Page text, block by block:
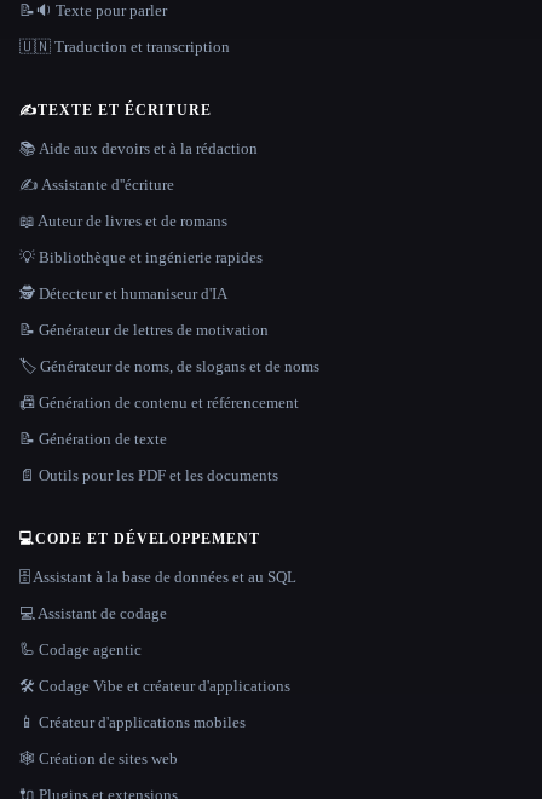
📝🔉 Texte pour parler
🇺🇳 Traduction et transcription
✍️TEXTE ET ÉCRITURE
📚 Aide aux devoirs et à la rédaction
✍️ Assistante d''écriture
📖 Auteur de livres et de romans
💡 Bibliothèque et ingénierie rapides
🕵️ Détecteur et humaniseur d'IA
📝 Générateur de lettres de motivation
🏷️ Générateur de noms, de slogans et de noms
📠 Génération de contenu et référencement
📝 Génération de texte
📄 Outils pour les PDF et les documents
💻CODE ET DÉVELOPPEMENT
🗄️ Assistant à la base de données et au SQL
💻 Assistant de codage
🦾 Codage agentic
🛠️ Codage Vibe et créateur d'applications
📱 Créateur d'applications mobiles
🕸 Création de sites web
🔌 Plugins et extensions